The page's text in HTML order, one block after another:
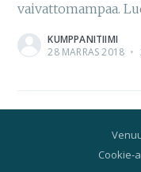
vaivattomampaa.
KUMPPANITIIMI
28 MARRAS 2018 •
Cookie-